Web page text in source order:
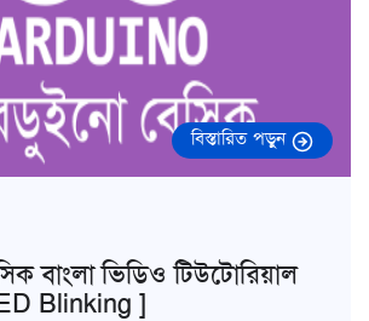
বিস্তারিত পড়ুন
বাংলা ভিডিও টিউটোরিয়াল
Blinking ]